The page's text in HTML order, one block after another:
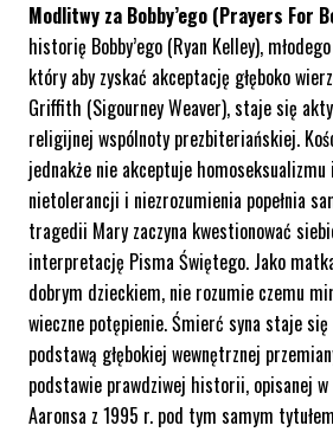
Modlitwy za Bobby’ego (Prayers For
historię Bobby’ego (Ryan Kelley),
który aby zyskać akceptację głęboko
Griffith (Sigourney Weaver), staje się
religijnej wspólnoty prezbiteriańskiej.
jednakże nie akceptuje homoseksualizmu
nietolerancji i niezrozumienia popełnia
tragedii Mary zaczyna kwestionować
interpretację Pisma Świętego. Jako
dobrym dzieckiem, nie rozumie czemu
wieczne potępienie. Śmierć syna staje
podstawą głębokiej wewnętrznej
podstawie prawdziwej historii, opisanej w
Aaronsa z 1995 r. pod tym samym